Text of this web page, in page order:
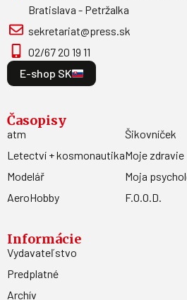
Bratislava - Petržalka
sekretariat@press.sk
02/67 20 19 11
E-shop SK
Časopisy
atm
Letectví + kosmonautika
Modelář
AeroHobby
Šikovníček
Moje zdravie
Moja
F.O.O.D.
Informácie
Vydavateľstvo
Predplatné
Archív